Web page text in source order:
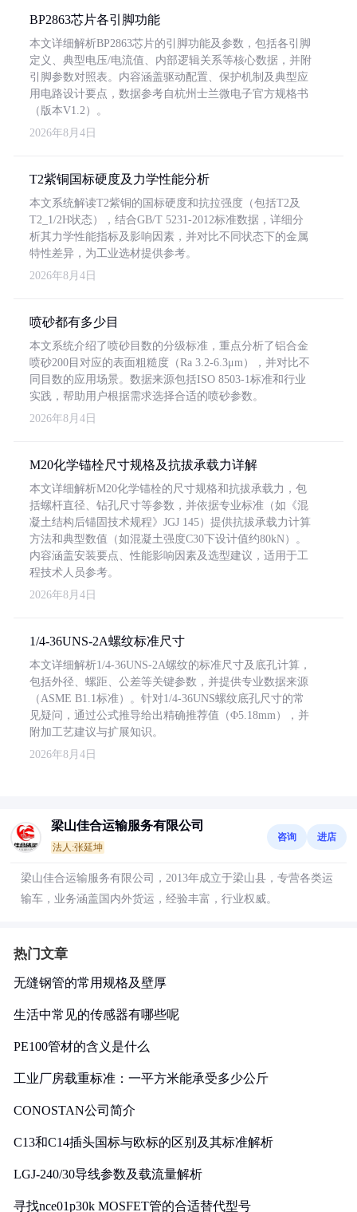
BP2863芯片各引脚功能
本文详细解析BP2863芯片的引脚功能及参数，包括各引脚
定义、典型电压/电流值、内部逻辑关系等核心数据，并附
引脚参数对照表。内容涵盖驱动配置、保护机制及典型应
用电路设计要点，数据参考自杭州士兰微电子官方规格书
（版本V1.2）。
2026年8月4日
T2紫铜国标硬度及力学性能分析
本文系统解读T2紫铜的国标硬度和抗拉强度（包括T2及
T2_1/2H状态），结合GB/T 5231-2012标准数据，详细分
析其力学性能指标及影响因素，并对比不同状态下的金属
特性差异，为工业选材提供参考。
2026年8月4日
喷砂都有多少目
本文系统介绍了喷砂目数的分级标准，重点分析了铝合金
喷砂200目对应的表面粗糙度（Ra 3.2-6.3μm），并对比不
同目数的应用场景。数据来源包括ISO 8503-1标准和行业
实践，帮助用户根据需求选择合适的喷砂参数。
2026年8月4日
M20化学锚栓尺寸规格及抗拔承载力详解
本文详细解析M20化学锚栓的尺寸规格和抗拔承载力，包
括螺杆直径、钻孔尺寸等参数，并依据专业标准（如《混
凝土结构后锚固技术规程》JGJ 145）提供抗拔承载力计算
方法和典型数值（如混凝土强度C30下设计值约80kN）。
内容涵盖安装要点、性能影响因素及选型建议，适用于工
程技术人员参考。
2026年8月4日
1/4-36UNS-2A螺纹标准尺寸
本文详细解析1/4-36UNS-2A螺纹的标准尺寸及底孔计算，
包括外径、螺距、公差等关键参数，并提供专业数据来源
（ASME B1.1标准）。针对1/4-36UNS螺纹底孔尺寸的常
见疑问，通过公式推导给出精确推荐值（Φ5.18mm），并
附加工艺建议与扩展知识。
2026年8月4日
梁山佳合运输服务有限公司
法人:张延坤
咨询 进店
梁山佳合运输服务有限公司，2013年成立于梁山县，专营各类运
输车，业务涵盖国内外货运，经验丰富，行业权威。
热门文章
无缝钢管的常用规格及壁厚
生活中常见的传感器有哪些呢
PE100管材的含义是什么
工业厂房载重标准：一平方米能承受多少公斤
CONOSTAN公司简介
C13和C14插头国标与欧标的区别及其标准解析
LGJ-240/30导线参数及载流量解析
寻找nce01p30k MOSFET管的合适替代型号